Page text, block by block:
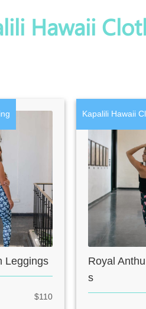
Hawaii
Leggings
$110
Kapalili Hawaii
Royal
s